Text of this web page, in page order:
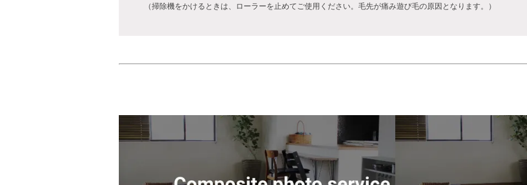
（掃除機をかけるときは、ローラーを止めてご使用ください。毛先が痛み遊び毛の原因となります。）